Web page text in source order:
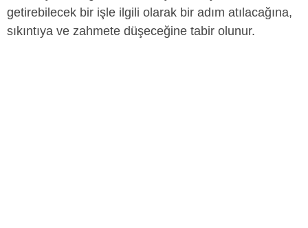
getirebilecek bir işle ilgili olarak bir adım atılacağına,
sıkıntıya ve zahmete düşeceğine tabir olunur.